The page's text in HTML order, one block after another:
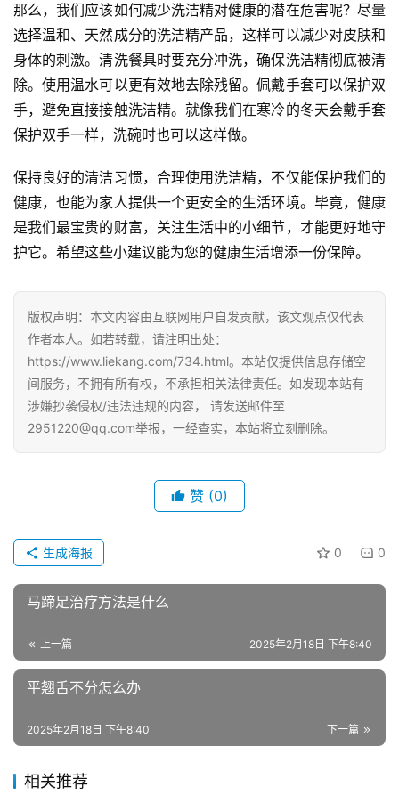
那么，我们应该如何减少洗洁精对健康的潜在危害呢？尽量
选择温和、天然成分的洗洁精产品，这样可以减少对皮肤和
身体的刺激。清洗餐具时要充分冲洗，确保洗洁精彻底被清
除。使用温水可以更有效地去除残留。佩戴手套可以保护双
手，避免直接接触洗洁精。就像我们在寒冷的冬天会戴手套
保护双手一样，洗碗时也可以这样做。
保持良好的清洁习惯，合理使用洗洁精，不仅能保护我们的
健康，也能为家人提供一个更安全的生活环境。毕竟，健康
是我们最宝贵的财富，关注生活中的小细节，才能更好地守
护它。希望这些小建议能为您的健康生活增添一份保障。
版权声明：本文内容由互联网用户自发贡献，该文观点仅代表
作者本人。如若转载，请注明出处：
https://www.liekang.com/734.html。本站仅提供信息存储空
间服务，不拥有所有权，不承担相关法律责任。如发现本站有
涉嫌抄袭侵权/违法违规的内容， 请发送邮件至
2951220@qq.com举报，一经查实，本站将立刻删除。
赞 (0)
0 0
生成海报
马蹄足治疗方法是什么
上一篇 2025年2月18日 下午8:40
平翘舌不分怎么办
下一篇
2025年2月18日 下午8:40
相关推荐